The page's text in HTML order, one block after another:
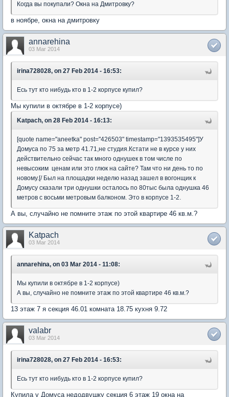
Когда вы покупали? Окна на Дмитровку?
в ноябре, окна на дмитровку
annarehina
03 Mar 2014
irina728028, on 27 Feb 2014 - 16:53:
Есь тут кто нибудь кто в 1-2 корпусе купил?
Мы купили в октябре в 1-2 корпусе)
Katpach, on 28 Feb 2014 - 16:13:
[quote name="aneetka" post="426503" timestamp="1393535495"]У
Домуса по 75 за метр 41.71,не студия.Кстати не в курсе у них
действительно сейчас так много однушек в том числе по
невысоким ценам или это глюк на сайте? Там что ни день то по
новому.[/ Был на площадки неделю назад зашел в вогонщик к
Домусу сказали три однушки осталось по 80тыс была однушка 46
метров с восьми метровым балконом. Это в корпусе 1-2.
А вы, случайно не помните этаж по этой квартире 46 кв.м.?
Katpach
03 Mar 2014
annarehina, on 03 Mar 2014 - 11:08:
Мы купили в октябре в 1-2 корпусе)
А вы, случайно не помните этаж по этой квартире 46 кв.м.?
13 этаж 7 я секция 46.01 комната 18.75 кухня 9.72
valabr
03 Mar 2014
irina728028, on 27 Feb 2014 - 16:53:
Есь тут кто нибудь кто в 1-2 корпусе купил?
Купила у Домуса недодвушку секция 6 этаж 19 окна на